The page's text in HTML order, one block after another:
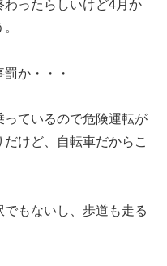
わったらしいけど4月か
か・・・
ているので危険運転が
けど、自転車だからこ
もないし、歩道も走る